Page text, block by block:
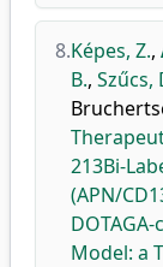
8.Képes, Z.,
B., Szűcs,
213Bi-
(APN/
Model: a